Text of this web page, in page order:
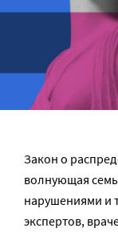
Закон о
волнующая
нарушениями и
экспертов,